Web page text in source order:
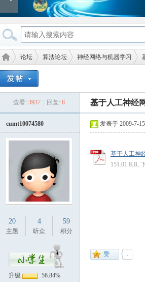
建模
论坛
›
算法论坛 神经网络与机器学习
›
查看: 3937 回复: 8 基于人工神经
cumt10074580
20
主题
4
听众
59
积分
升级
56.84%
发表于 2009-7-
基于人工神
151.01 KB,